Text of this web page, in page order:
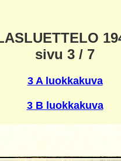
sivu 3 / 7
3 A luokkakuva
3 B luokkakuva